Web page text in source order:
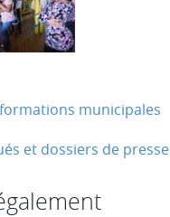
municipales
et dossiers de presse